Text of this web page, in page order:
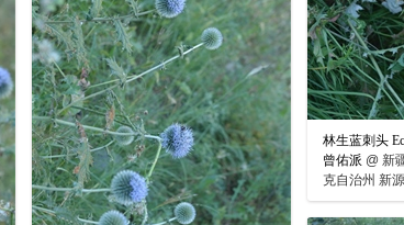
林生蓝刺头
曾佑派 @ 新
克自治州 新